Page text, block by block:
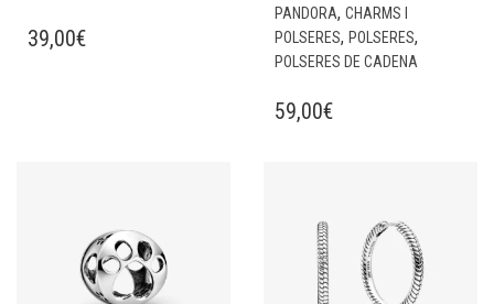
39,00€
PANDORA, CHARMS I
POLSERES, POLSERES,
POLSERES DE CADENA
59,00€